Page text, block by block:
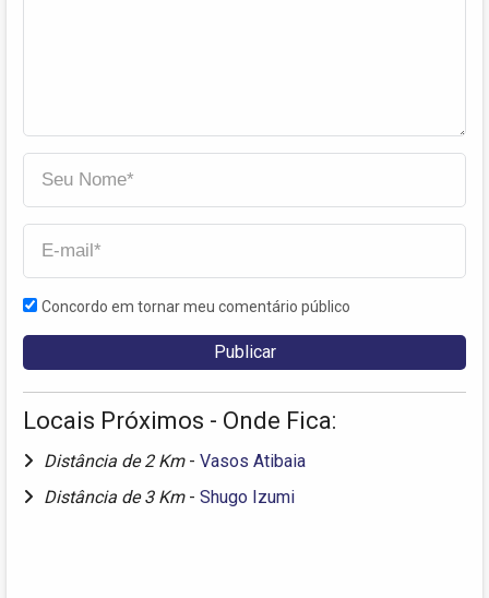
Concordo em tornar meu comentário público
Locais Próximos - Onde Fica:
Distância de 2 Km - Vasos Atibaia
Distância de 3 Km - Shugo Izumi